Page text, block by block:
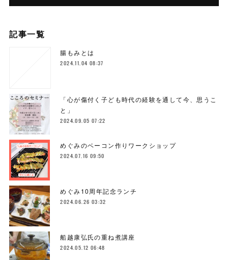
記事一覧
腸もみとは
2024.11.04 08:37
「心が傷付く子ども時代の経験を通して今、思うこ
と」
2024.09.05 07:22
めぐみのベーコン作りワークショップ
2024.07.16 09:50
めぐみ10周年記念ランチ
2024.06.26 03:32
船越康弘氏の重ね煮講座
2024.05.12 06:48